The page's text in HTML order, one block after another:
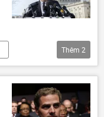
Thêm 2